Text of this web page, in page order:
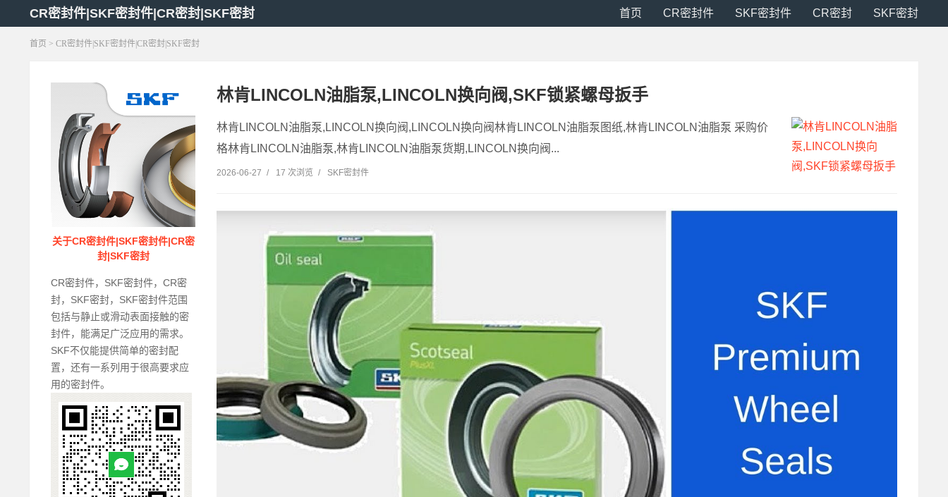
CR密封件|SKF密封件|CR密封|SKF密封 首页 CR密封件 SKF密封件 CR密封 SKF密封
首页 > CR密封件|SKF密封件|CR密封|SKF密封
关于CR密封件|SKF密封件|CR密
封|SKF密封
CR密封件，SKF密封件，CR密
封，SKF密封，SKF密封件范围
包括与静止或滑动表面接触的密
封件，能满足广泛应用的需求。
SKF不仅能提供简单的密封配
置，还有一系列用于很高要求应
用的密封件。
林肯LINCOLN油脂泵,LINCOLN换向阀,SKF锁紧螺母扳手
林肯LINCOLN油脂泵,LINCOLN换向阀,LINCOLN换向阀林肯LINCOLN油脂泵图纸,林肯LINCOLN油脂泵 采购价
格林肯LINCOLN油脂泵,林肯LINCOLN油脂泵货期,LINCOLN换向阀...
2026-06-27 / 17 次浏览 / SKF密封件